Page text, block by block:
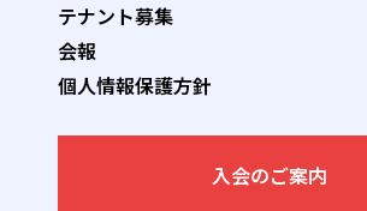
テナント募集
会報
個人情報保護方針
入会のご案内